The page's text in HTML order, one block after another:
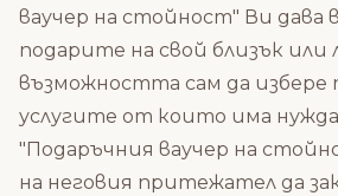
ваучер на стойност" Ви дава
подарите на свой близък или
възможността сам да
услугите от които има
"Подаръчния ваучер на
на неговия притежател да